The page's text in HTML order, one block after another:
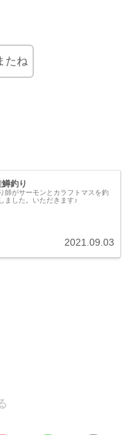
たね
釣り
師がサーモンとカラフトマスを釣
ました。いただきます♪
2021.09.03